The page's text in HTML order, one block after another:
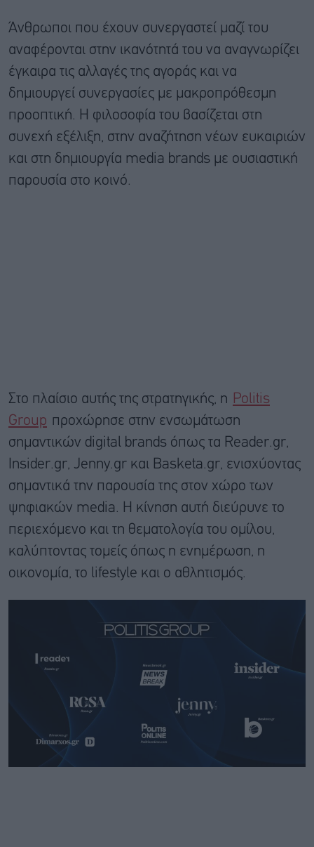
Άνθρωποι που έχουν συνεργαστεί μαζί του
αναφέρονται στην ικανότητά του να αναγνωρίζει
έγκαιρα τις αλλαγές της αγοράς και να
δημιουργεί συνεργασίες με μακροπρόθεσμη
προοπτική. Η φιλοσοφία του βασίζεται στη
συνεχή εξέλιξη, στην αναζήτηση νέων ευκαιριών
και στη δημιουργία media brands με ουσιαστική
παρουσία στο κοινό.
Στο πλαίσιο αυτής της στρατηγικής, η Politis
Group προχώρησε στην ενσωμάτωση
σημαντικών digital brands όπως τα Reader.gr,
Insider.gr, Jenny.gr και Basketa.gr, ενισχύοντας
σημαντικά την παρουσία της στον χώρο των
ψηφιακών media. Η κίνηση αυτή διεύρυνε το
περιεχόμενο και τη θεματολογία του ομίλου,
καλύπτοντας τομείς όπως η ενημέρωση, η
οικονομία, το lifestyle και ο αθλητισμός.